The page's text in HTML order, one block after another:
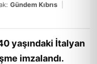
Gündem Kıbrıs
yaşındaki İtalyan
imzalandı.